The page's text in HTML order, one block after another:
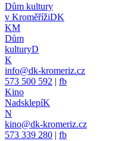
Dům kultury
v KroměřížiDK
KM
Dům
kulturyD
K
info@dk-kromeriz.cz
573 500 592 | fb
Kino
NadsklepíK
N
kino@dk-kromeriz.cz
573 339 280 | fb